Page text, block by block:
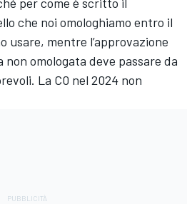
che noi omologhiamo entro il
usare, mentre l’approvazione
omologata deve passare da
La C0 nel 2024 non